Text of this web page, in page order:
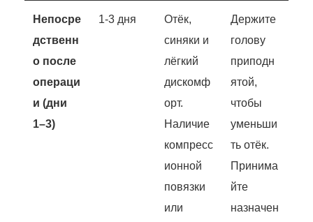
Непосре
дственн
о после
операци
и (дни
1–3)
1-3 дня
Отёк,
синяки и
лёгкий
дискомф
орт.
Наличие
компресс
ионной
повязки
или
Держите
голову
приподн
ятой,
чтобы
уменьши
ть отёк.
Принима
йте
назначен